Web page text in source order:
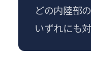
どの内陸部
いずれにも